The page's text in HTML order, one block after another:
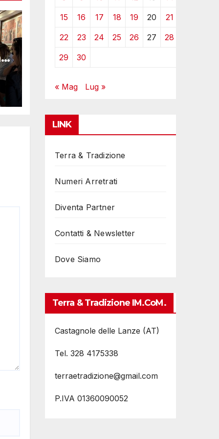
15 16 17 18 19 20 21
22 23 24 25 26 27 28
29 30
« Mag Lug »
LINK
Terra & Tradizione
Numeri Arretrati
Diventa Partner
Contatti & Newsletter
Dove Siamo
Terra & Tradizione IM.coM.
Castagnole delle Lanze (AT)
Tel. 328 4175338
terraetradizione@gmail.com
P.IVA 01360090052